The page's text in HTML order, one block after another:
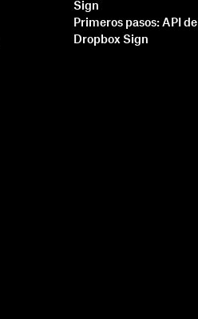
Sign
Primeros pasos: API de
Dropbox Sign